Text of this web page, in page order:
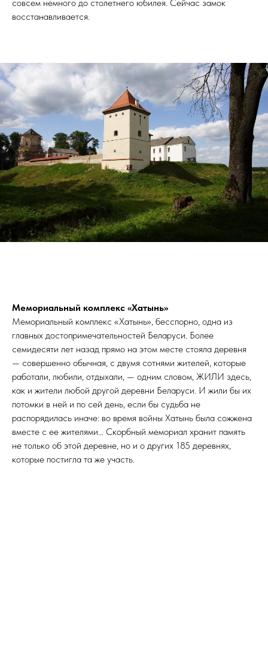
совсем немного до столетнего юбилея. Сейчас замок
восстанавливается.
Мемориальный комплекс «Хатынь»
Мемориальный комплекс «Хатынь», бесспорно, одна из
главных достопримечательностей Беларуси. Более
семидесяти лет назад прямо на этом месте стояла деревня
— совершенно обычная, с двумя сотнями жителей, которые
работали, любили, отдыхали, — одним словом, ЖИЛИ здесь,
как и жители любой другой деревни Беларуси. И жили бы их
потомки в ней и по сей день, если бы судьба не
распорядилась иначе: во время войны Хатынь была сожжена
вместе с ее жителями… Скорбный мемориал хранит память
не только об этой деревне, но и о других 185 деревнях,
которые постигла та же участь.